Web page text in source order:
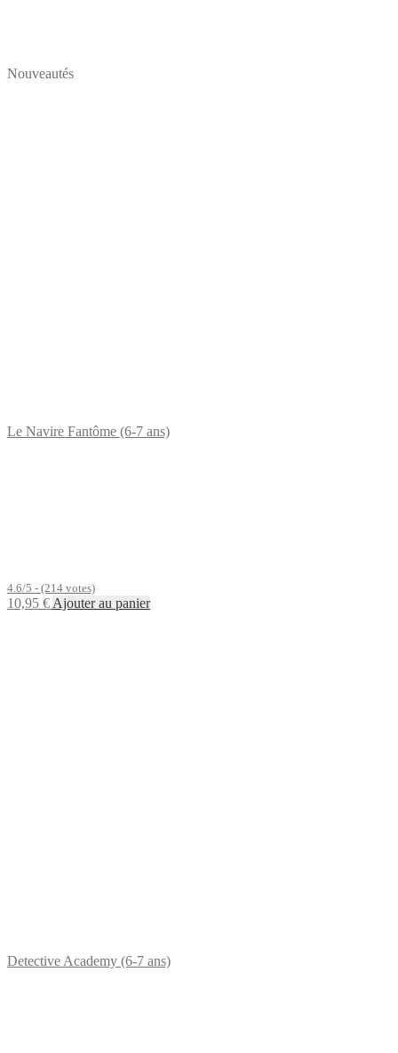
Nouveautés
Le Navire Fantôme (6-7 ans)
4.6/5 - (214 votes)
10,95 €Ajouter au panier
Detective Academy (6-7 ans)